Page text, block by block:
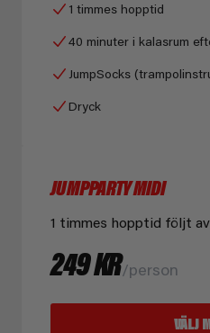
1 timmes hopptid
40 minuter i kalasrum
JumpSocks
Dryck
JUMPPARTY MIDI
1 timmes hopptid följt
249 KR/person
VÄLJ